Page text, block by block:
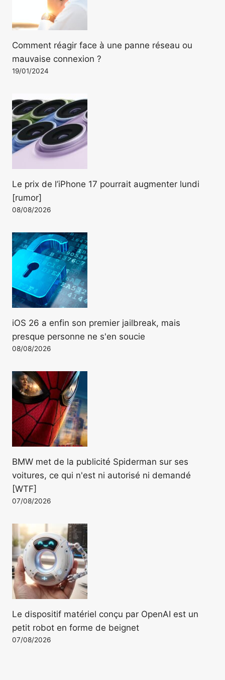
Comment réagir face à une panne réseau ou
mauvaise connexion ?
19/01/2024
Le prix de l’iPhone 17 pourrait augmenter lundi
[rumor]
08/08/2026
iOS 26 a enfin son premier jailbreak, mais
presque personne ne s'en soucie
08/08/2026
BMW met de la publicité Spiderman sur ses
voitures, ce qui n'est ni autorisé ni demandé
[WTF]
07/08/2026
Le dispositif matériel conçu par OpenAI est un
petit robot en forme de beignet
07/08/2026